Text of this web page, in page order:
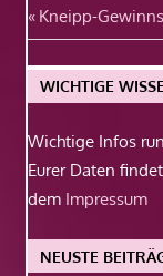
Vorheriger
Beitrag:
Kneipp-
WICHTIGE
Wichtige Infos
Eurer Daten
dem Impressum
NEUSTE